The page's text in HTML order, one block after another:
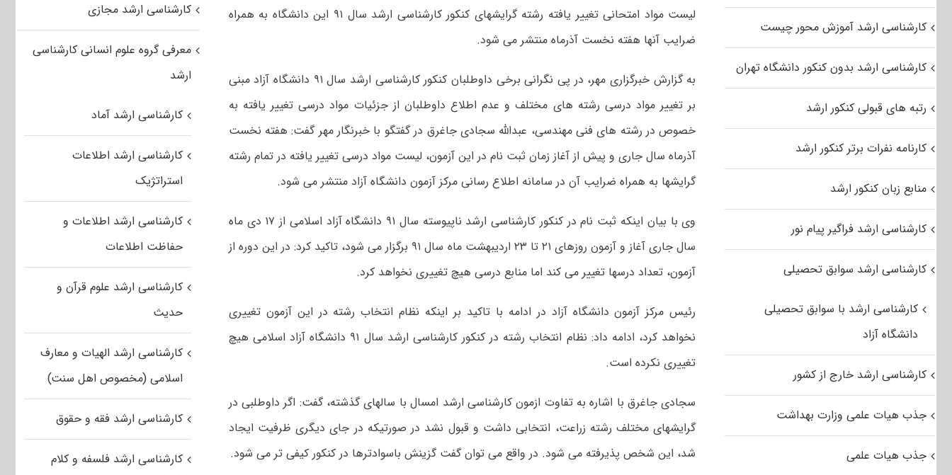
لیست مواد امتحانی تغییر یافته رشته گرایشهای کنکور کارشناسی ارشد سال ۹۱ این دانشگاه به همراه
ضرایب آنها هفته نخست آذرماه منتشر می شود.
به گزارش خبرگزاری مهر، در پی نگرانی برخی داوطلبان کنکور کارشناسی ارشد سال ۹۱ دانشگاه آزاد مبنی
بر تغییر مواد درسی رشته های مختلف و عدم اطلاع داوطلبان از جزئیات مواد درسی تغییر یافته به
خصوص در رشته های فنی مهندسی، عبدالله سجادی جاغرق در گفتگو با خبرنگار مهر گفت: هفته نخست
آذرماه سال جاری و پیش از آغاز زمان ثبت نام در این آزمون، لیست مواد درسی تغییر یافته در تمام رشته
گرایشها به همراه ضرایب آن در سامانه اطلاع رسانی مرکز آزمون دانشگاه آزاد منتشر می شود.
وی با بیان اینکه ثبت نام در کنکور کارشناسی ارشد ناپیوسته سال ۹۱ دانشگاه آزاد اسلامی از ۱۷ دی ماه
سال جاری آغاز و آزمون روزهای ۲۱ تا ۲۳ اردیبهشت ماه سال ۹۱ برگزار می شود، تاکید کرد: در این دوره از
آزمون، تعداد درسها تغییر می کند اما منابع درسی هیچ تغییری نخواهد کرد.
رئیس مرکز آزمون دانشگاه آزاد در ادامه با تاکید بر اینکه نظام انتخاب رشته در این آزمون تغییری
نخواهد کرد، ادامه داد: نظام انتخاب رشته در کنکور کارشناسی ارشد سال ۹۱ دانشگاه آزاد اسلامی هیچ
تغییری نکرده است.
سجادی جاغرق با اشاره به تفاوت ازمون کارشناسی ارشد امسال با سالهای گذشته، گفت: اگر داوطلبی در
گرایشهای مختلف رشته زراعت، انتخابی داشت و قبول نشد در صورتیکه در جای دیگری ظرفیت ایجاد
شد، این شخص پذیرفته می شود. در واقع می توان گفت گزینش باسوادترها در کنکور کیفی تر می شود.
کارشناسی ارشد مجازی
معرفی گروه علوم انسانی کارشناسی
ارشد
کارشناسی ارشد آماد
کارشناسی ارشد اطلاعات
استراتژیک
کارشناسی ارشد اطلاعات و
حفاظت اطلاعات
کارشناسی ارشد علوم قرآن و
حدیث
کارشناسی ارشد الهیات و معارف
اسلامی (مخصوص اهل سنت)
کارشناسی ارشد فقه و حقوق
کارشناسی ارشد فلسفه و کلام
کارشناسی ارشد آموزش محور چیست
کارشناسی ارشد بدون کنکور دانشگاه تهران
رتبه های قبولی کنکور ارشد
کارنامه نفرات برتر کنکور ارشد
منابع زبان کنکور ارشد
کارشناسی ارشد فراگیر پیام نور
کارشناسی ارشد سوابق تحصیلی
کارشناسی ارشد با سوابق تحصیلی
دانشگاه آزاد
کارشناسی ارشد خارج از کشور
جذب هیات علمی وزارت بهداشت
جذب هیات علمی